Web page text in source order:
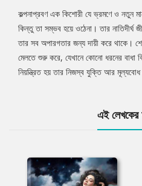
Tab
Article
কল্পনাপ্রবণ এক কিশোরী যে ভ্রমণে ও নতুন
কিন্তু তা সম্ভব হয়ে ওঠেনা। তার নাতিদীর্ঘ
তার সব অপারগতার জন্য দায়ী করে থাকে।
মেলতে শুরু করে, যেখানে কোনো ধরনের বাধা
নিয়ন্ত্রিত হয় তার নিজস্ব যুক্তি আর মূল্যবোধ
এই